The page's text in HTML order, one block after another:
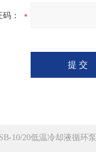
：
10/20低温冷却液循环泵